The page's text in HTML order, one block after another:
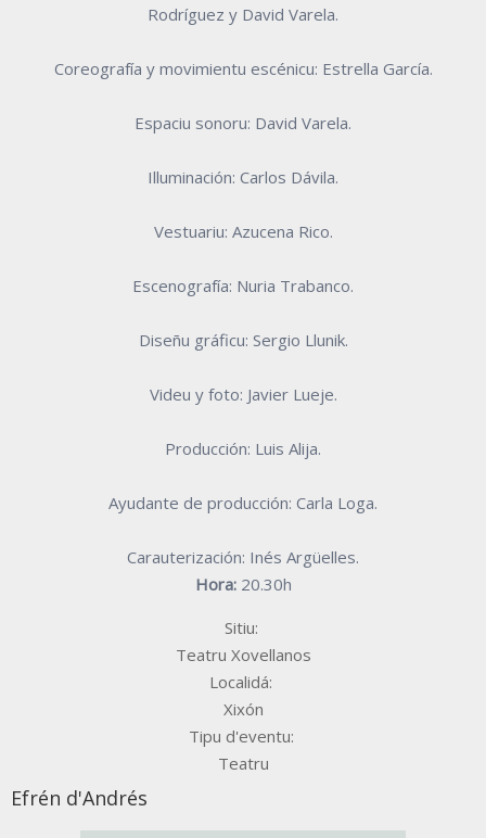
Rodríguez y David Varela.
Coreografía y movimientu escénicu: Estrella García.
Espaciu sonoru: David Varela.
Illuminación: Carlos Dávila.
Vestuariu: Azucena Rico.
Escenografía: Nuria Trabanco.
Diseñu gráficu: Sergio Llunik.
Videu y foto: Javier Lueje.
Producción: Luis Alija.
Ayudante de producción: Carla Loga.
Carauterización: Inés Argüelles.
Hora:20.30h
Sitiu:
Teatru Xovellanos
Localidá:
Xixón
Tipu d'eventu:
Teatru
Efrén d'Andrés